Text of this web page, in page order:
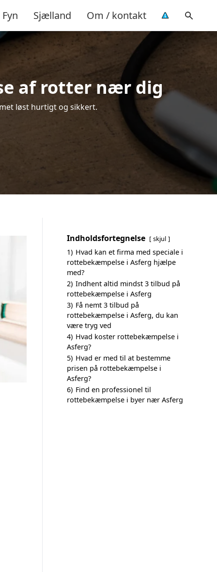
Fyn Sjælland Om / kontakt
af rotter nær dig
løst hurtigt og sikkert.
Indholdsfortegnelse skjul
1) Hvad kan et firma med speciale i
rottebekæmpelse i Asferg hjælpe
med?
2) Indhent altid mindst 3 tilbud på
rottebekæmpelse i Asferg
3) Få nemt 3 tilbud på
rottebekæmpelse i Asferg, du kan
være tryg ved
4) Hvad koster rottebekæmpelse i
Asferg?
5) Hvad er med til at bestemme
prisen på rottebekæmpelse i
Asferg?
6) Find en professionel til
rottebekæmpelse i byer nær Asferg